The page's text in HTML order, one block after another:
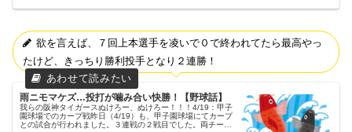
欲を言えば、７回上本選手を凌いで０で終われてたら最高やっ
たけど、きっちり勝利投手となり２連勝！
雨ニモマケズ…投打が噛み合い快勝！【野球話】
我らの阪神タイガースぬけろー、ぬけろー！！！4/19：甲子
園球場でのカープ戦昨日（4/19）も、甲子園球場にてカープ
との試合が行われました。３連戦の２戦目でした。両チーム